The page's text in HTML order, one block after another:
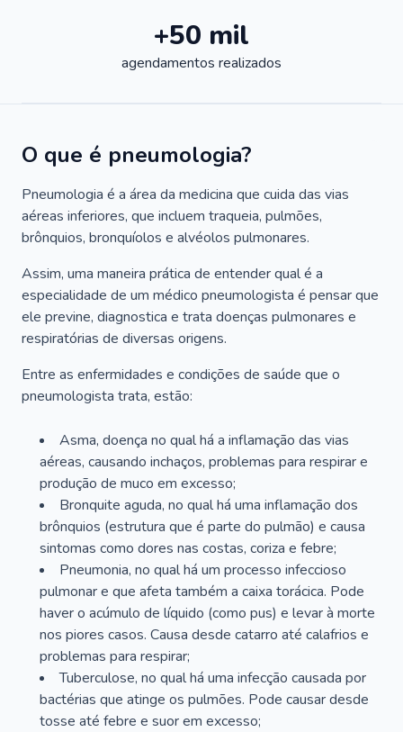
+50 mil
agendamentos realizados
O que é pneumologia?
Pneumologia é a área da medicina que cuida das vias
aéreas inferiores, que incluem traqueia, pulmões,
brônquios, bronquíolos e alvéolos pulmonares.
Assim, uma maneira prática de entender qual é a
especialidade de um médico pneumologista é pensar que
ele previne, diagnostica e trata doenças pulmonares e
respiratórias de diversas origens.
Entre as enfermidades e condições de saúde que o
pneumologista trata, estão:
Asma, doença no qual há a inflamação das vias
aéreas, causando inchaços, problemas para respirar e
produção de muco em excesso;
Bronquite aguda, no qual há uma inflamação dos
brônquios (estrutura que é parte do pulmão) e causa
sintomas como dores nas costas, coriza e febre;
Pneumonia, no qual há um processo infeccioso
pulmonar e que afeta também a caixa torácica. Pode
haver o acúmulo de líquido (como pus) e levar à morte
nos piores casos. Causa desde catarro até calafrios e
problemas para respirar;
Tuberculose, no qual há uma infecção causada por
bactérias que atinge os pulmões. Pode causar desde
tosse até febre e suor em excesso;